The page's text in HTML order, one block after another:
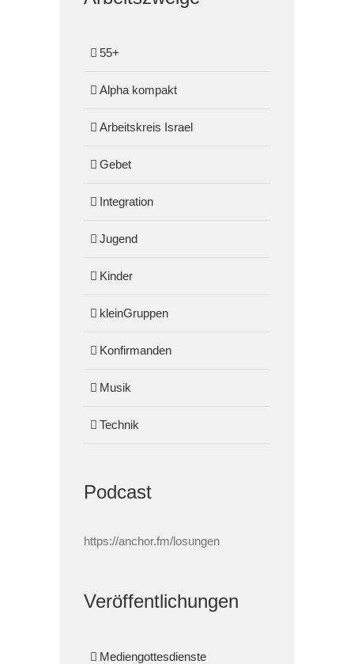
55+
Alpha kompakt
Arbeitskreis Israel
Gebet
Integration
Jugend
Kinder
kleinGruppen
Konfirmanden
Musik
Technik
Podcast
https://anchor.fm/losungen
Veröffentlichungen
Mediengottesdienste